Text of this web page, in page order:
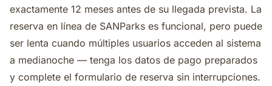
exactamente 12 meses antes de su llegada prevista. La
reserva en línea de SANParks es funcional, pero puede
ser lenta cuando múltiples usuarios acceden al sistema
a medianoche — tenga los datos de pago preparados
y complete el formulario de reserva sin interrupciones.